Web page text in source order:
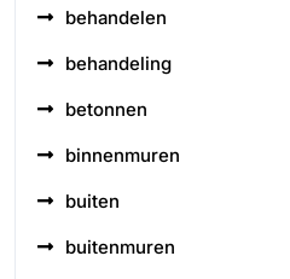
behandelen
behandeling
betonnen
binnenmuren
buiten
buitenmuren